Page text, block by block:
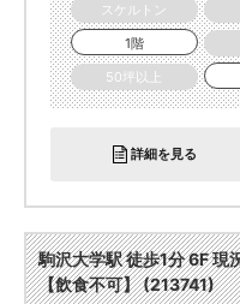
スケルトン
1階
50坪以上
詳細を見る
駒沢大学駅 徒歩1分 6F 現
【飲食不可】 (213741)